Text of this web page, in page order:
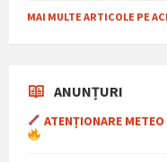
MAI MULTE ARTICOLE PE
ANUNȚURI
ATENȚIONARE